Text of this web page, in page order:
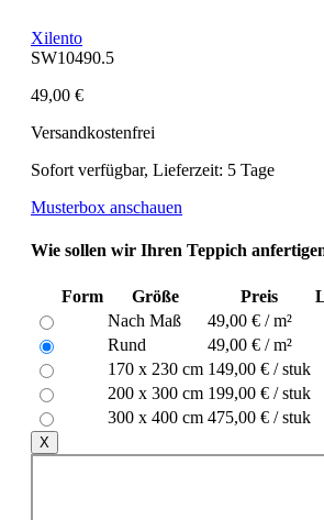
Xilento
SW10490.5
49,00 €
Versandkostenfrei
Sofort verfügbar, Lieferzeit: 5 Tage
Musterbox anschauen
Wie sollen wir Ihren Teppich
Form Größe Preis
Nach Maß
49,00 € / m²
Rund
49,00 € / m²
170 x 230 cm 149,00 € / stuk
200 x 300 cm 199,00 € / stuk
300 x 400 cm 475,00 € / stuk
X